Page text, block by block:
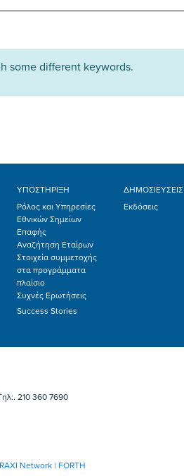
some different keywords.
ΥΠΟΣΤΗΡΙΞΗ
Ρόλος και Υπηρεσίες
Εθνικών Σημείων
Επαφής
Αναζήτηση Εταίρων
Στοιχεία συμμετοχής
στα προγράμματα
πλαίσιο
Συχνές Ερωτήσεις
Success Stories
ΔΗΜΟΣΙΕΥΣΕΙΣ
Εκδόσεις
210 360 7690
Network | FORTH